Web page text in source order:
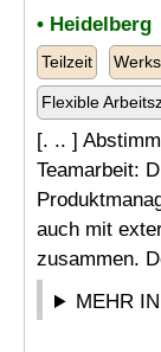
• Heidelberg
Teilzeit
Flexible
[. .. ]
Teamarbeit:
auch mit
zusammen.
MEHR